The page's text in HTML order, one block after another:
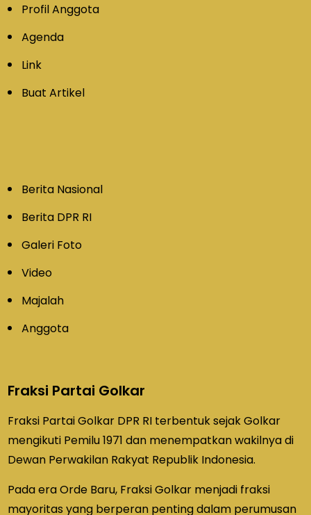
Profil Anggota
Agenda
Link
Buat Artikel
Berita Nasional
Berita DPR RI
Galeri Foto
Video
Majalah
Anggota
Fraksi Partai Golkar
Fraksi Partai Golkar DPR RI terbentuk sejak Golkar
mengikuti Pemilu 1971 dan menempatkan wakilnya di
Dewan Perwakilan Rakyat Republik Indonesia.
Pada era Orde Baru, Fraksi Golkar menjadi fraksi
mayoritas yang berperan penting dalam perumusan